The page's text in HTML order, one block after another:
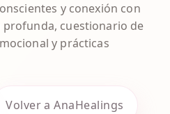
y conexión con
profunda, cuestionario de
y prácticas
Volver a AnaHealings